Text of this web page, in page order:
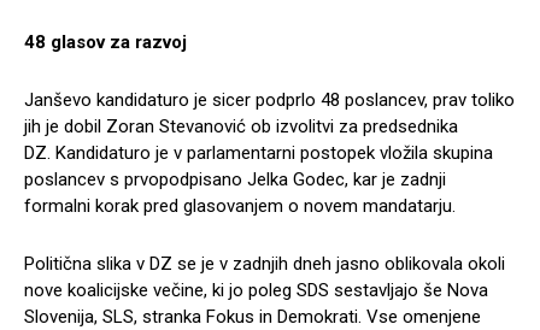
48 glasov za razvoj
Janševo kandidaturo je sicer podprlo 48 poslancev, prav toliko
jih je dobil Zoran Stevanović ob izvolitvi za predsednika
DZ. Kandidaturo je v parlamentarni postopek vložila skupina
poslancev s prvopodpisano Jelka Godec, kar je zadnji
formalni korak pred glasovanjem o novem mandatarju.
Politična slika v DZ se je v zadnjih dneh jasno oblikovala okoli
nove koalicijske večine, ki jo poleg SDS sestavljajo še Nova
Slovenija, SLS, stranka Fokus in Demokrati. Vse omenjene